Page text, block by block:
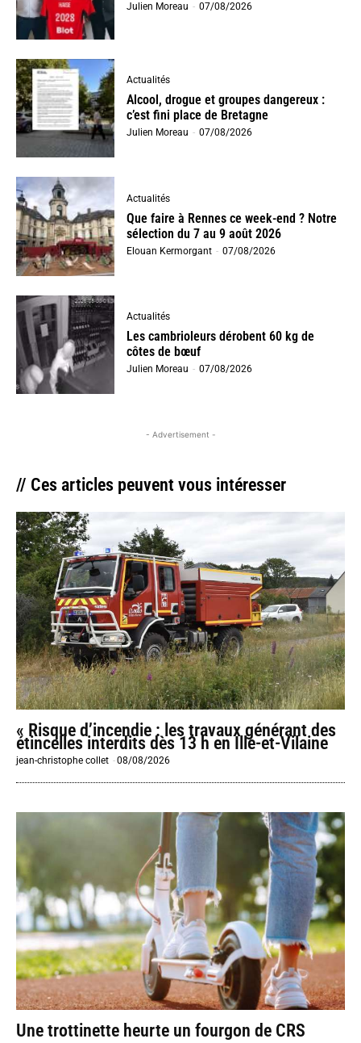
Julien Moreau - 07/08/2026
Actualités
Alcool, drogue et groupes dangereux :
c’est fini place de Bretagne
Julien Moreau - 07/08/2026
Actualités
Que faire à Rennes ce week-end ? Notre
sélection du 7 au 9 août 2026
Elouan Kermorgant - 07/08/2026
Actualités
Les cambrioleurs dérobent 60 kg de
côtes de bœuf
Julien Moreau - 07/08/2026
- Advertisement -
// Ces articles peuvent vous intéresser
« Risque d’incendie : les travaux générant des
étincelles interdits dès 13 h en Ille-et-Vilaine
jean-christophe collet -08/08/2026
Une trottinette heurte un fourgon de CRS